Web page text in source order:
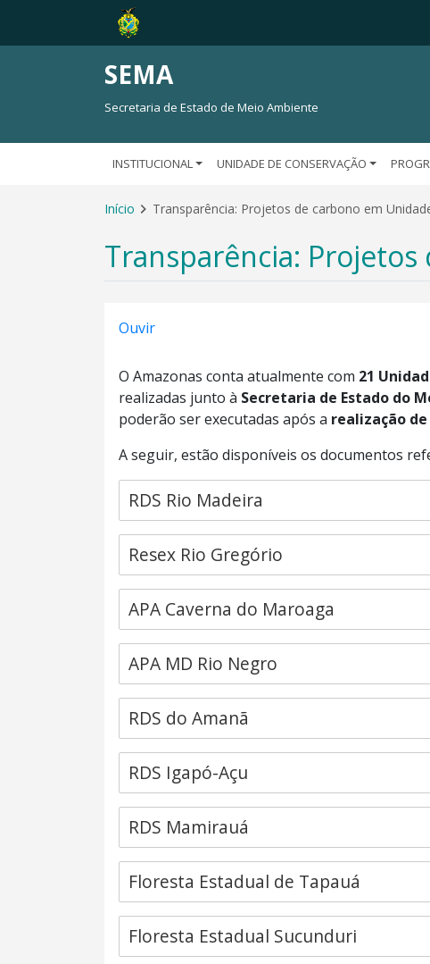
SEMA
Secretaria de Estado de Meio Ambiente
INSTITUCIONAL UNIDADE DE CONSERVAÇÃO
Início Transparência: Projetos de carbono em
Transparência:
Ouvir
O Amazonas conta atualmente com 21
realizadas junto à Secretaria de Estado do
poderão ser executadas após a realização
A seguir, estão disponíveis os documentos
RDS Rio Madeira
Resex Rio Gregório
APA Caverna do Maroaga
APA MD Rio Negro
RDS do Amanã
RDS Igapó-Açu
RDS Mamirauá
Floresta Estadual de Tapauá
Floresta Estadual Sucunduri